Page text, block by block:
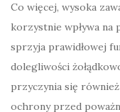
Co więcej, wysoka
korzystnie wpływa na
sprzyja prawidłowej
dolegliwości
przyczynia się
ochrony przed